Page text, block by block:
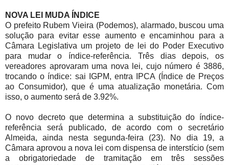
NOVA LEI MUDA ÍNDICE
O prefeito Rubem Vieira (Podemos), alarmado, buscou uma
solução para evitar esse aumento e encaminhou para a
Câmara Legislativa um projeto de lei do Poder Executivo
para mudar o índice-referência. Três dias depois, os
vereadores aprovaram uma nova lei, cujo número é 3886,
trocando o índice: sai IGPM, entra IPCA (Índice de Preços
ao Consumidor), que é uma atualização monetária. Com
isso, o aumento será de 3.92%.
O novo decreto que determina a substituição do índice-
referência será publicado, de acordo com o secretário
Almeida, ainda nesta segunda-feira (23). No dia 19, a
Câmara aprovou a nova lei com dispensa de interstício (sem
a obrigatoriedade de tramitação em três sessões